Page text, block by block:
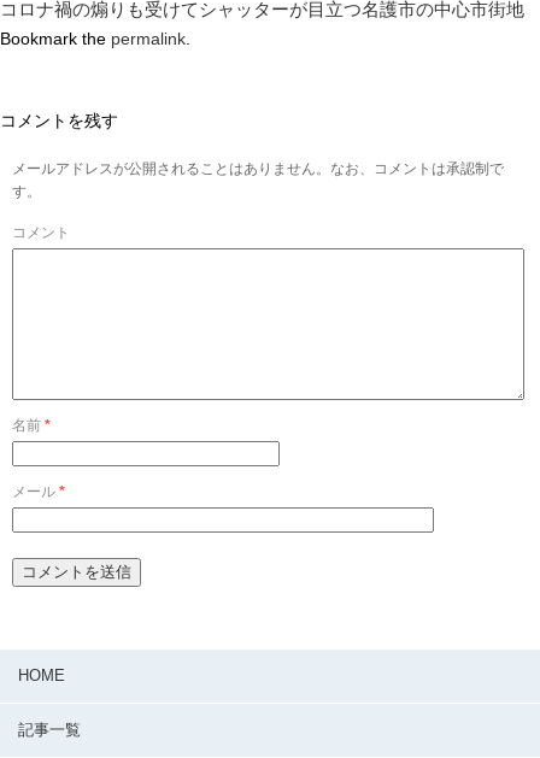
コロナ禍の煽りも受けてシャッターが目立つ名護市の中心市街地
Bookmark the permalink
コメントを残す
メールアドレスが公開されることはありません。なお、コメントは承認制で
す。
コメント
名前 *
メール *
HOME
記事一覧